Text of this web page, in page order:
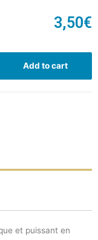
3,50€
Add to cart
et puissant en